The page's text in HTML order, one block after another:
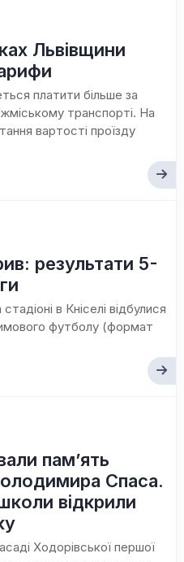
Львівщини
платити більше за
транспорті. На
вартості проїзду
результати 5-
в Кніселі відбулися
футболу (формат
пам’ять
Спаса.
відкрили
Ходорівської першої